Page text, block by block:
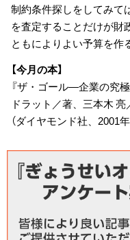
制約条件探しをしてみて
を査定することだけが財
ともによりよい予算を作
【今月の本】
『ザ・ゴール―企業の究
ドラット／著、三本木 亮
（ダイヤモンド社、2001